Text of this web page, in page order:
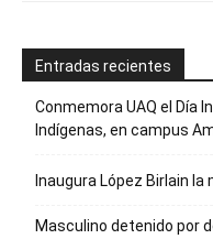
Entradas recientes
Conmemora UAQ el Día
Indígenas, en campus
Inaugura López Birlain
Masculino detenido por